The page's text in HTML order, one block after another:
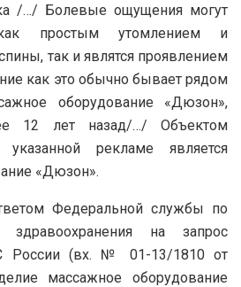
/…/ Болевые ощущения могут
простым утомлением и
так и являтся проявлением
как это обычно бывает рядом
оборудование «Дюзон»,
12 лет назад/…/ Объектом
рекламе является
«Дюзон».
Федеральной службы по
на запрос
России (вх. № 01-13/1810 от
массажное оборудование